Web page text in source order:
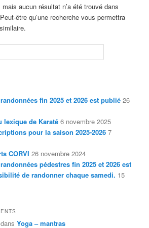
aucun résultat n’a été trouvé dans
être qu’une recherche vous permettra
fin 2025 et 2026 est publié 26
lexique de Karaté 6 novembre 2025
pour la saison 2025-2026 7
CORVI 26 novembre 2024
pédestres fin 2025 et 2026 est
de randonner chaque samedi. 15
dansYoga – mantras